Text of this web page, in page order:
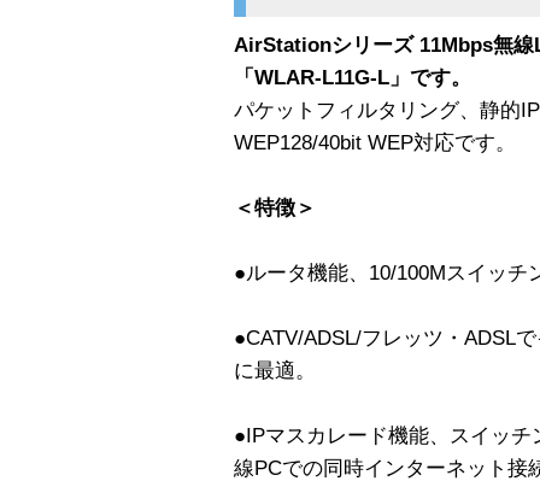
AirStationシリーズ 11Mbps無
「WLAR-L11G-L」です。
パケットフィルタリング、静的
WEP128/40bit WEP対応です。
＜特徴＞
●ルータ機能、10/100Mスイッチ
●CATV/ADSL/フレッツ・ADSL
に最適。
●IPマスカレード機能、スイッ
線PCでの同時インターネット接